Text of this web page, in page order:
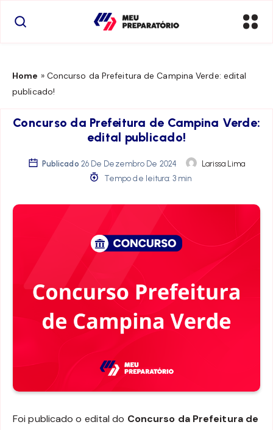
Home » Concurso da Prefeitura de Campina Verde: edital
publicado!
Concurso da Prefeitura de Campina Verde:
edital publicado!
Publicado 26 De Dezembro De 2024
Larissa Lima
Tempo de leitura: 3 min
Foi publicado o edital do Concurso da Prefeitura de